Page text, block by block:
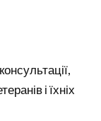
і їхніх